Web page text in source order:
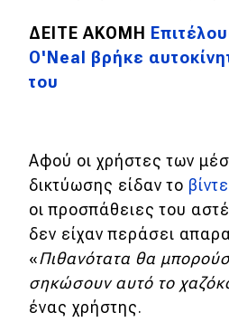
Παρουσιάσεις
MOTO
Μεταχειρισμένο
Οδηγός αγοράς
Συμβουλές
ΔΕΙΤΕ ΑΚΟΜΗ
O'Neal βρήκε
του
Αφού οι χρήστες των
δικτύωσης είδαν το
οι προσπάθειες του
δεν είχαν περάσει
«Πιθανότατα θα
σηκώσουν αυτό το
ένας χρήστης.